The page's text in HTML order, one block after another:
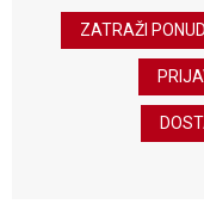
ZATRAŽI